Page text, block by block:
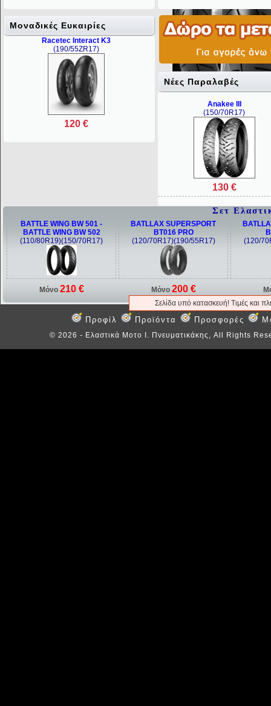
Mοναδικές Ευκαιρίες
Racetec Interact K3
(190/55ZR17)
120 €
Νέες Παραλαβές
Anakee III
(150/70R17)
130 €
Σετ
BATTLE WING BW 501 -
BATTLE WING BW 502
(110/80R19)(150/70R17)
Μόνο 210 €
BATLLAX SUPERSPORT
BT016 PRO
(120/70R17)(190/55R17)
Μόνο 200 €
(120/
Σελίδα υπό κατασκευή! Τιμές και
Προφίλ Προϊόντα Προσφορές
© 2026 - Ελαστικά Μοτο Ι. Πνευματικάκης, All Rights